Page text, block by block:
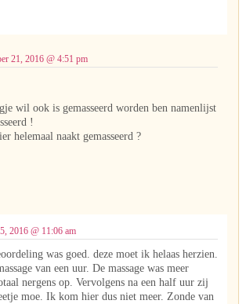
21, 2016 @ 4:51 pm
wil ook is gemasseerd worden ben namenlijst
!
helemaal naakt gemasseerd ?
2016 @ 11:06 am
was goed. deze moet ik helaas herzien.
van een uur. De massage was meer
nergens op. Vervolgens na een half uur zij
moe. Ik kom hier dus niet meer. Zonde van